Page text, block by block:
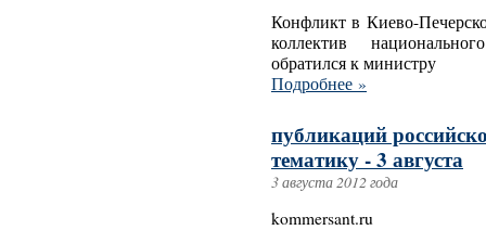
Конфликт в Киево-
коллектив
обратился к министру
Подробнее »
публикаций
тематику - 3 августа
3 августа 2012 года
kommersant.ru